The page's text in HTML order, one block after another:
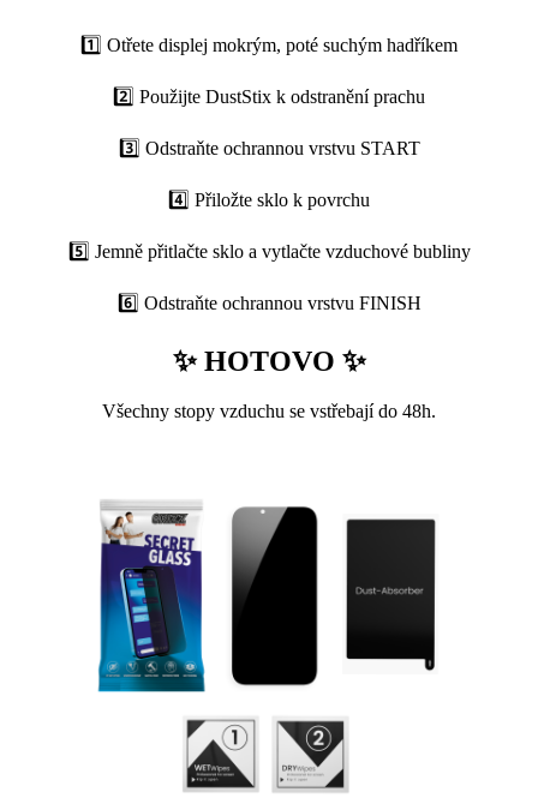
1️⃣ Otřete displej mokrým, poté suchým hadříkem
2️⃣ Použijte DustStix k odstranění prachu
3️⃣ Odstraňte ochrannou vrstvu START
4️⃣ Přiložte sklo k povrchu
5️⃣ Jemně přitlačte sklo a vytlačte vzduchové bubliny
6️⃣ Odstraňte ochrannou vrstvu FINISH
✨ HOTOVO ✨
Všechny stopy vzduchu se vstřebají do 48h.